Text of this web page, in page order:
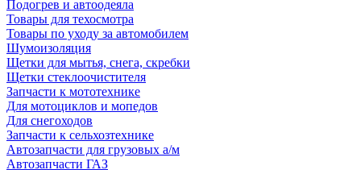
Подогрев и автоодеяла
Товары для техосмотра
Товары по уходу за автомобилем
Шумоизоляция
Щетки для мытья, снега, скребки
Щетки стеклоочистителя
Запчасти к мототехнике
Для мотоциклов и мопедов
Для снегоходов
Запчасти к сельхозтехнике
Автозапчасти для грузовых а/м
Автозапчасти ГАЗ